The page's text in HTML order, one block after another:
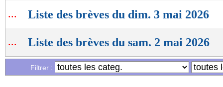
... Liste des brèves du dim. 3 mai 2026
... Liste des brèves du sam. 2 mai 2026
Filtrer :